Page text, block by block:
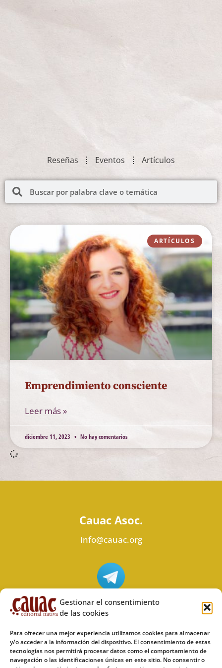
Gestionar el consentimiento
de las cookies
Para ofrecer una mejor experiencia utilizamos cookies para almacenar
y/o acceder a la información del dispositivo. El consentimiento de estas
tecnologías nos permitirá procesar datos como el comportamiento de
navegación o las identificaciones únicas en este sitio. No consentir o
Reseñas Eventos Artículos
ARTÍCULOS
Emprendimiento consciente
Leer más »
diciembre 11, 2023 No hay comentarios
Cauac Asoc.
info@cauac.org
Síguenos en Telegram
Síguenos en Odysee